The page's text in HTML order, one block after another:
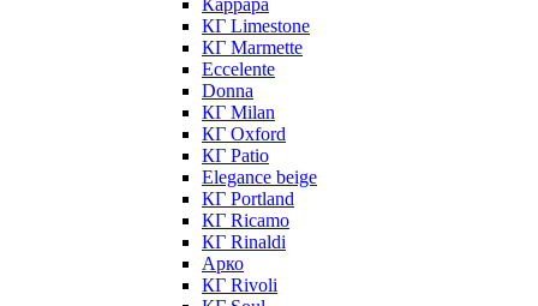
Каррара
КГ Limestone
КГ Marmette
Eccelente
Donna
КГ Milan
КГ Oxford
КГ Patio
Elegance beige
КГ Portland
КГ Ricamo
КГ Rinaldi
Арко
КГ Rivoli